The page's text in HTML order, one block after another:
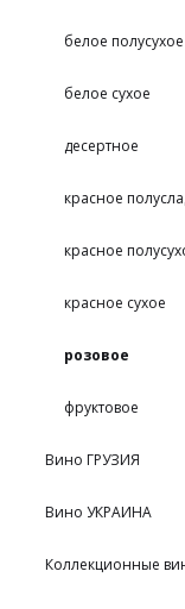
белое полусухое
белое сухое
десертное
красное
красное
красное сухое
розовое
фруктовое
Вино ГРУЗИЯ
Вино УКРАИНА
Коллекционные